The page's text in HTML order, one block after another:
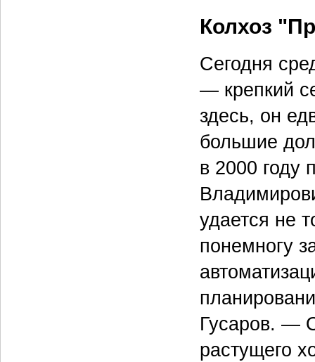
Колхоз
Сегодня
— крепкий
здесь, он
большие
в 2000 году
удается не
понемногу
Гусаров. —
растущего